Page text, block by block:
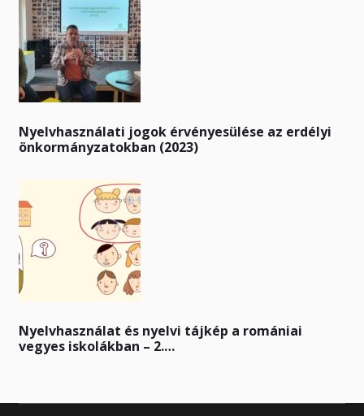
Nyelvhasználati jogok érvényesülése az erdélyi
önkormányzatokban (2023)
Nyelvhasználat és nyelvi tájkép a romániai
vegyes iskolákban – 2.…